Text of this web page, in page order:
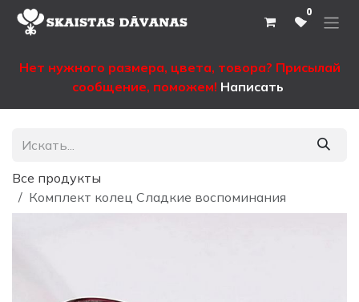
Перейти к содержимому 0
Нет нужного размера, цвета, товора? Присылай
сообщение, поможем! Написать
Все продукты
Комплект колец Сладкие воспоминания